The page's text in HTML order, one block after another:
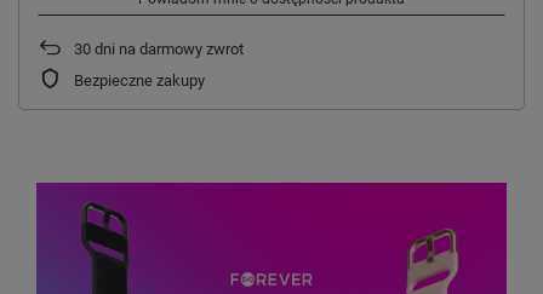
30 dni na darmowy zwrot
Bezpieczne zakupy